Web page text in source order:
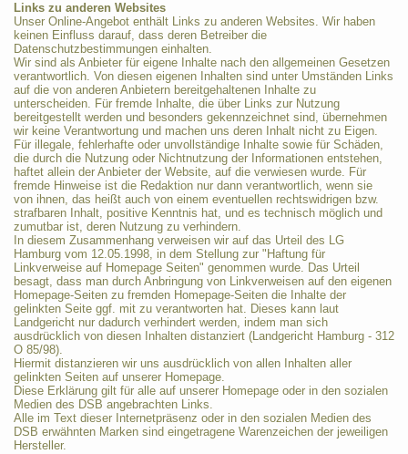
Links zu anderen Websites
Unser Online-Angebot enthält Links zu anderen Websites. Wir haben
keinen Einfluss darauf, dass deren Betreiber die
Datenschutzbestimmungen einhalten.
Wir sind als Anbieter für eigene Inhalte nach den allgemeinen Gesetzen
verantwortlich. Von diesen eigenen Inhalten sind unter Umständen Links
auf die von anderen Anbietern bereitgehaltenen Inhalte zu
unterscheiden. Für fremde Inhalte, die über Links zur Nutzung
bereitgestellt werden und besonders gekennzeichnet sind, übernehmen
wir keine Verantwortung und machen uns deren Inhalt nicht zu Eigen.
Für illegale, fehlerhafte oder unvollständige Inhalte sowie für Schäden,
die durch die Nutzung oder Nichtnutzung der Informationen entstehen,
haftet allein der Anbieter der Website, auf die verwiesen wurde. Für
fremde Hinweise ist die Redaktion nur dann verantwortlich, wenn sie
von ihnen, das heißt auch von einem eventuellen rechtswidrigen bzw.
strafbaren Inhalt, positive Kenntnis hat, und es technisch möglich und
zumutbar ist, deren Nutzung zu verhindern.
In diesem Zusammenhang verweisen wir auf das Urteil des LG
Hamburg vom 12.05.1998, in dem Stellung zur "Haftung für
Linkverweise auf Homepage Seiten" genommen wurde. Das Urteil
besagt, dass man durch Anbringung von Linkverweisen auf den eigenen
Homepage-Seiten zu fremden Homepage-Seiten die Inhalte der
gelinkten Seite ggf. mit zu verantworten hat. Dieses kann laut
Landgericht nur dadurch verhindert werden, indem man sich
ausdrücklich von diesen Inhalten distanziert (Landgericht Hamburg - 312
O 85/98).
Hiermit distanzieren wir uns ausdrücklich von allen Inhalten aller
gelinkten Seiten auf unserer Homepage.
Diese Erklärung gilt für alle auf unserer Homepage oder in den sozialen
Medien des DSB angebrachten Links.
Alle im Text dieser Internetpräsenz oder in den sozialen Medien des
DSB erwähnten Marken sind eingetragene Warenzeichen der jeweiligen
Hersteller.